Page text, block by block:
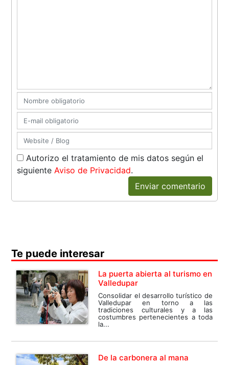
Autorizo el tratamiento de mis datos según el
siguiente Aviso de Privacidad.
Enviar comentario
Te puede interesar
La puerta abierta al turismo en
Valledupar
Consolidar el desarrollo turístico de
Valledupar en torno a las
tradiciones culturales y a las
costumbres pertenecientes a toda
la...
De la carbonera al mana